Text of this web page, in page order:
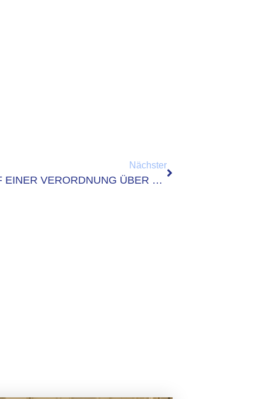
Nächster
STELLUNGNAHME ZUM ENTWURF EINER VERORDNUNG ÜBER STANDARDS FÜR DEN ONLINEZUGANG ZU VERWALTUNGSLEISTUNGEN